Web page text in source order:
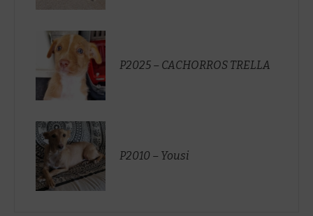
P2025 – CACHORROS TRELLA
P2010 – Yousi